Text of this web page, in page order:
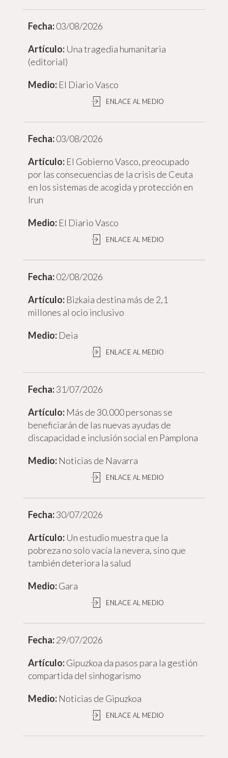
03/08/2026
Una tragedia humanitaria
(editorial)
El Diario Vasco
ENLACE AL MEDIO
03/08/2026
El Gobierno Vasco, preocupado
por las consecuencias de la crisis de Ceuta
en los sistemas de acogida y protección en
Irun
El Diario Vasco
ENLACE AL MEDIO
02/08/2026
Bizkaia destina más de 2,1
millones al ocio inclusivo
Deia
ENLACE AL MEDIO
31/07/2026
Más de 30.000 personas se
beneficiarán de las nuevas ayudas de
discapacidad e inclusión social en Pamplona
Noticias de Navarra
ENLACE AL MEDIO
30/07/2026
Un estudio muestra que la
pobreza no solo vacía la nevera, sino que
también deteriora la salud
Gara
ENLACE AL MEDIO
29/07/2026
Gipuzkoa da pasos para la gestión
compartida del sinhogarismo
Noticias de Gipuzkoa
ENLACE AL MEDIO